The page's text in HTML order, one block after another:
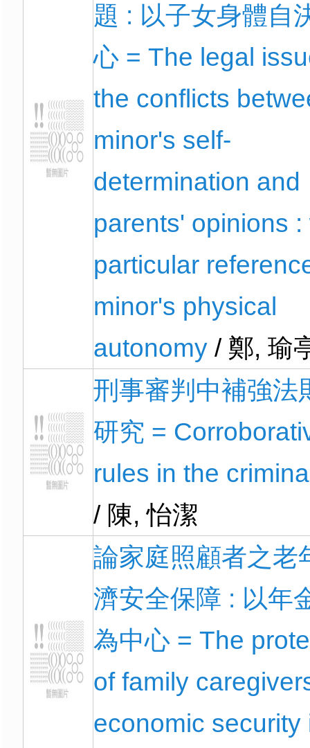
題 : 以子女身體自
心 = The legal
the conflicts
minor's self-
determination and
parents' opinions :
particular
minor's physical
autonomy / 鄭, 瑜
刑事審判中補強法
研究 =
rules in the
/ 陳, 怡潔
論家庭照顧者之老
濟安全保障 : 以年
為中心 = The
of family
economic security